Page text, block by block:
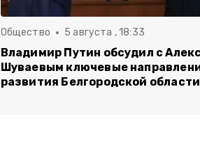
Общество 5 августа , 18:33
Владимир Путин обсудил с
Шуваевым ключевые
развития Белгородской области